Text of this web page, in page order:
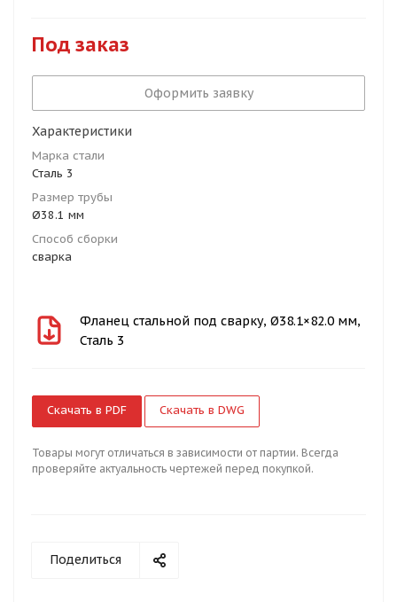
Под заказ
Оформить заявку
Характеристики
Марка стали
Сталь 3
Размер трубы
Ø38.1 мм
Способ сборки
сварка
Фланец стальной под сварку, Ø38.1×82.0 мм,
Сталь 3
Скачать в PDF Скачать в DWG
Товары могут отличаться в зависимости от партии. Всегда
проверяйте актуальность чертежей перед покупкой.
Поделиться